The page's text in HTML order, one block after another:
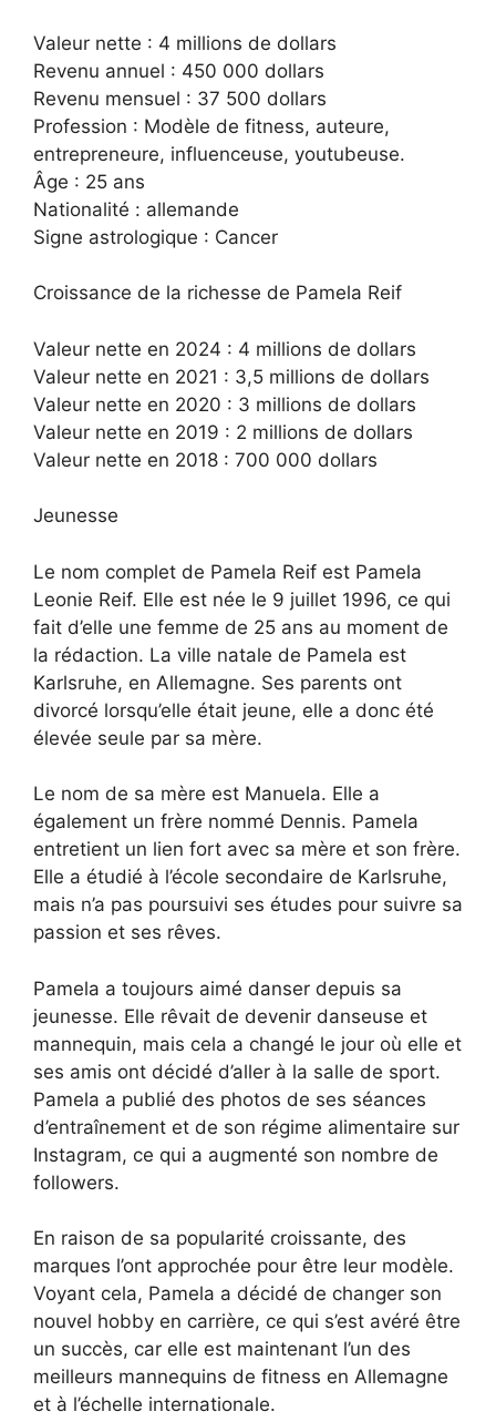
Valeur nette : 4 millions de dollars
Revenu annuel : 450 000 dollars
Revenu mensuel : 37 500 dollars
Profession : Modèle de fitness, auteure,
entrepreneure, influenceuse, youtubeuse.
Âge : 25 ans
Nationalité : allemande
Signe astrologique : Cancer
Croissance de la richesse de Pamela Reif
Valeur nette en 2024 : 4 millions de dollars
Valeur nette en 2021 : 3,5 millions de dollars
Valeur nette en 2020 : 3 millions de dollars
Valeur nette en 2019 : 2 millions de dollars
Valeur nette en 2018 : 700 000 dollars
Jeunesse
Le nom complet de Pamela Reif est Pamela
Leonie Reif. Elle est née le 9 juillet 1996, ce qui
fait d’elle une femme de 25 ans au moment de
la rédaction. La ville natale de Pamela est
Karlsruhe, en Allemagne. Ses parents ont
divorcé lorsqu’elle était jeune, elle a donc été
élevée seule par sa mère.
Le nom de sa mère est Manuela. Elle a
également un frère nommé Dennis. Pamela
entretient un lien fort avec sa mère et son frère.
Elle a étudié à l’école secondaire de Karlsruhe,
mais n’a pas poursuivi ses études pour suivre sa
passion et ses rêves.
Pamela a toujours aimé danser depuis sa
jeunesse. Elle rêvait de devenir danseuse et
mannequin, mais cela a changé le jour où elle et
ses amis ont décidé d’aller à la salle de sport.
Pamela a publié des photos de ses séances
d’entraînement et de son régime alimentaire sur
Instagram, ce qui a augmenté son nombre de
followers.
En raison de sa popularité croissante, des
marques l’ont approchée pour être leur modèle.
Voyant cela, Pamela a décidé de changer son
nouvel hobby en carrière, ce qui s’est avéré être
un succès, car elle est maintenant l’un des
meilleurs mannequins de fitness en Allemagne
et à l’échelle internationale.